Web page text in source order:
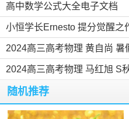
高中数学公式大全电子文档
小恒学长Ernesto 提分觉醒
2024高三高考物理 黄自尚 暑
2024高三高考物理 马红旭 S
随机推荐